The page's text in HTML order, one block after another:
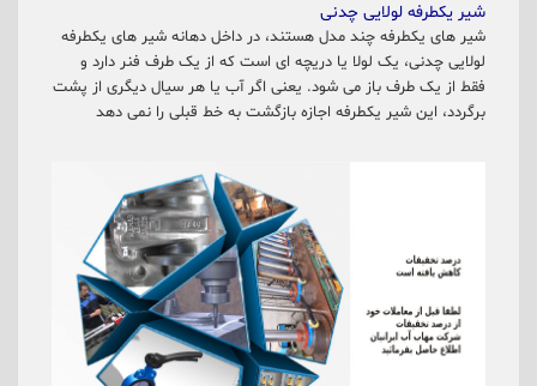
شیر یکطرفه لولایی چدنی
شیر های یکطرفه چند مدل هستند، در داخل دهانه شیر های یکطرفه
لولایی چدنی، یک لولا یا دریچه ای است که از یک طرف فنر دارد و
فقط از یک طرف باز می شود. یعنی اگر آب یا هر سیال دیگری از پشت
برگردد، این شیر یکطرفه اجازه بازگشت به خط قبلی را نمی دهد